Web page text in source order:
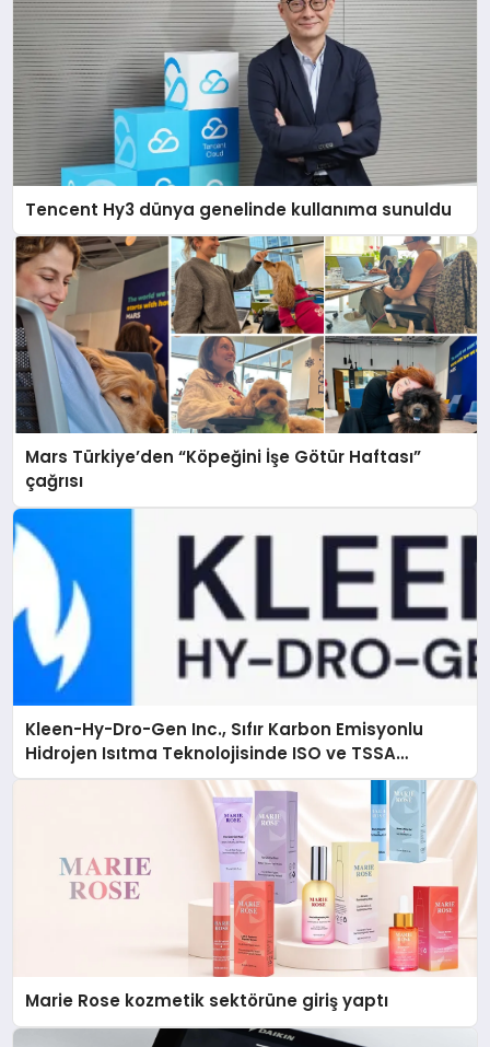
Tencent Hy3 dünya genelinde kullanıma sunuldu
Mars Türkiye’den “Köpeğini İşe Götür Haftası”
çağrısı
Kleen-Hy-Dro-Gen Inc., Sıfır Karbon Emisyonlu
Hidrojen Isıtma Teknolojisinde ISO ve TSSA
Düzenleyici Onaylarını Aldı
Marie Rose kozmetik sektörüne giriş yaptı